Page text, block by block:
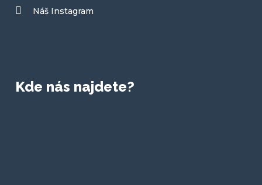
Náš Instagram
Kde nás najdete?